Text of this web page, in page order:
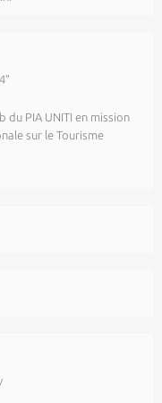
PIA UNITI en mission
sur le Tourisme